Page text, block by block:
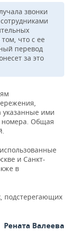
звонки
что с ее
перевод
за это
указанные ими
номера. Общая
и Санкт-
в
подстерегающих
Рената Валеева